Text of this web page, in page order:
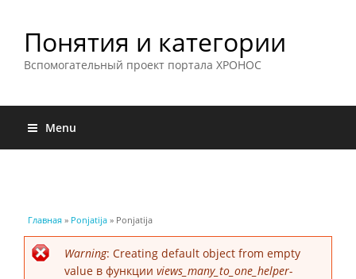
Понятия и категории
Вспомогательный проект портала ХРОНОС
Menu
Вы здесь
Главная » Ponjatija » Ponjatija
Сообщение об ошибке
Warning: Creating default object from empty
value в функции views_many_to_one_helper-